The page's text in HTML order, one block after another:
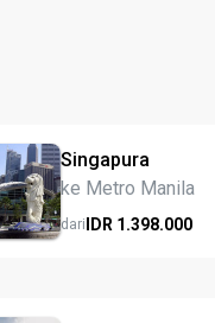
Singapura
ke Metro Manila
dariIDR 1.398.000